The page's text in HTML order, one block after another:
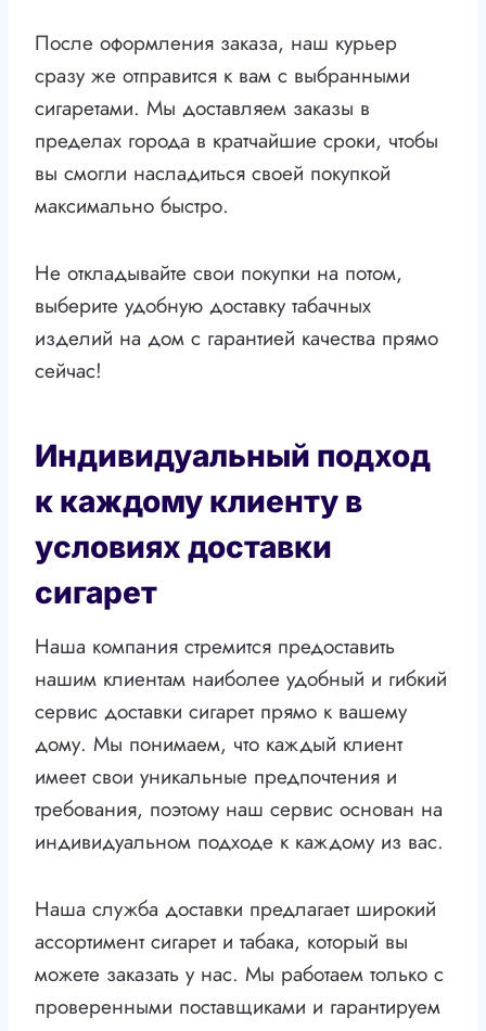
После оформления заказа, наш курьер
сразу же отправится к вам с выбранными
сигаретами. Мы доставляем заказы в
пределах города в кратчайшие сроки, чтобы
вы смогли насладиться своей покупкой
максимально быстро.
Не откладывайте свои покупки на потом,
выберите удобную доставку табачных
изделий на дом с гарантией качества прямо
сейчас!
Индивидуальный подход
к каждому клиенту в
условиях доставки
сигарет
Наша компания стремится предоставить
нашим клиентам наиболее удобный и гибкий
сервис доставки сигарет прямо к вашему
дому. Мы понимаем, что каждый клиент
имеет свои уникальные предпочтения и
требования, поэтому наш сервис основан на
индивидуальном подходе к каждому из вас.
Наша служба доставки предлагает широкий
ассортимент сигарет и табака, который вы
можете заказать у нас. Мы работаем только с
проверенными поставщиками и гарантируем